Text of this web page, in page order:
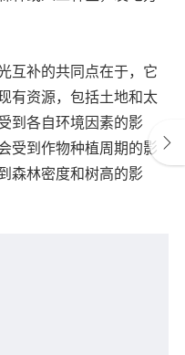
互补的共同点在于，它
有资源，包括土地和太
到各自环境因素的影
受到作物种植周期的影
森林密度和树高的影